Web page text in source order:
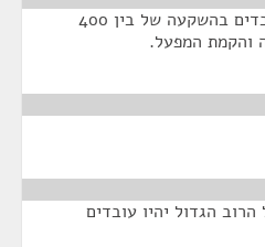
מדובר על למעלה מ-400 עובדים בהשקעה של בין 400
הגדול יהיו עובדים